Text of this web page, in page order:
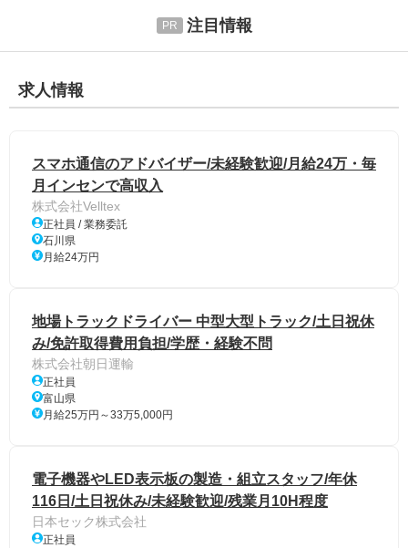
注目情報
求人情報
スマホ通信のアドバイザー/未経験歓迎/月給24万・毎
月インセンで高収入
株式会社Velltex
正社員 / 業務委託
石川県
月給24万円
地場トラックドライバー 中型大型トラック/土日祝休
み/免許取得費用負担/学歴・経験不問
株式会社朝日運輸
正社員
富山県
月給25万円～33万5,000円
電子機器やLED表示板の製造・組立スタッフ/年休
116日/土日祝休み/未経験歓迎/残業月10H程度
日本セック株式会社
正社員